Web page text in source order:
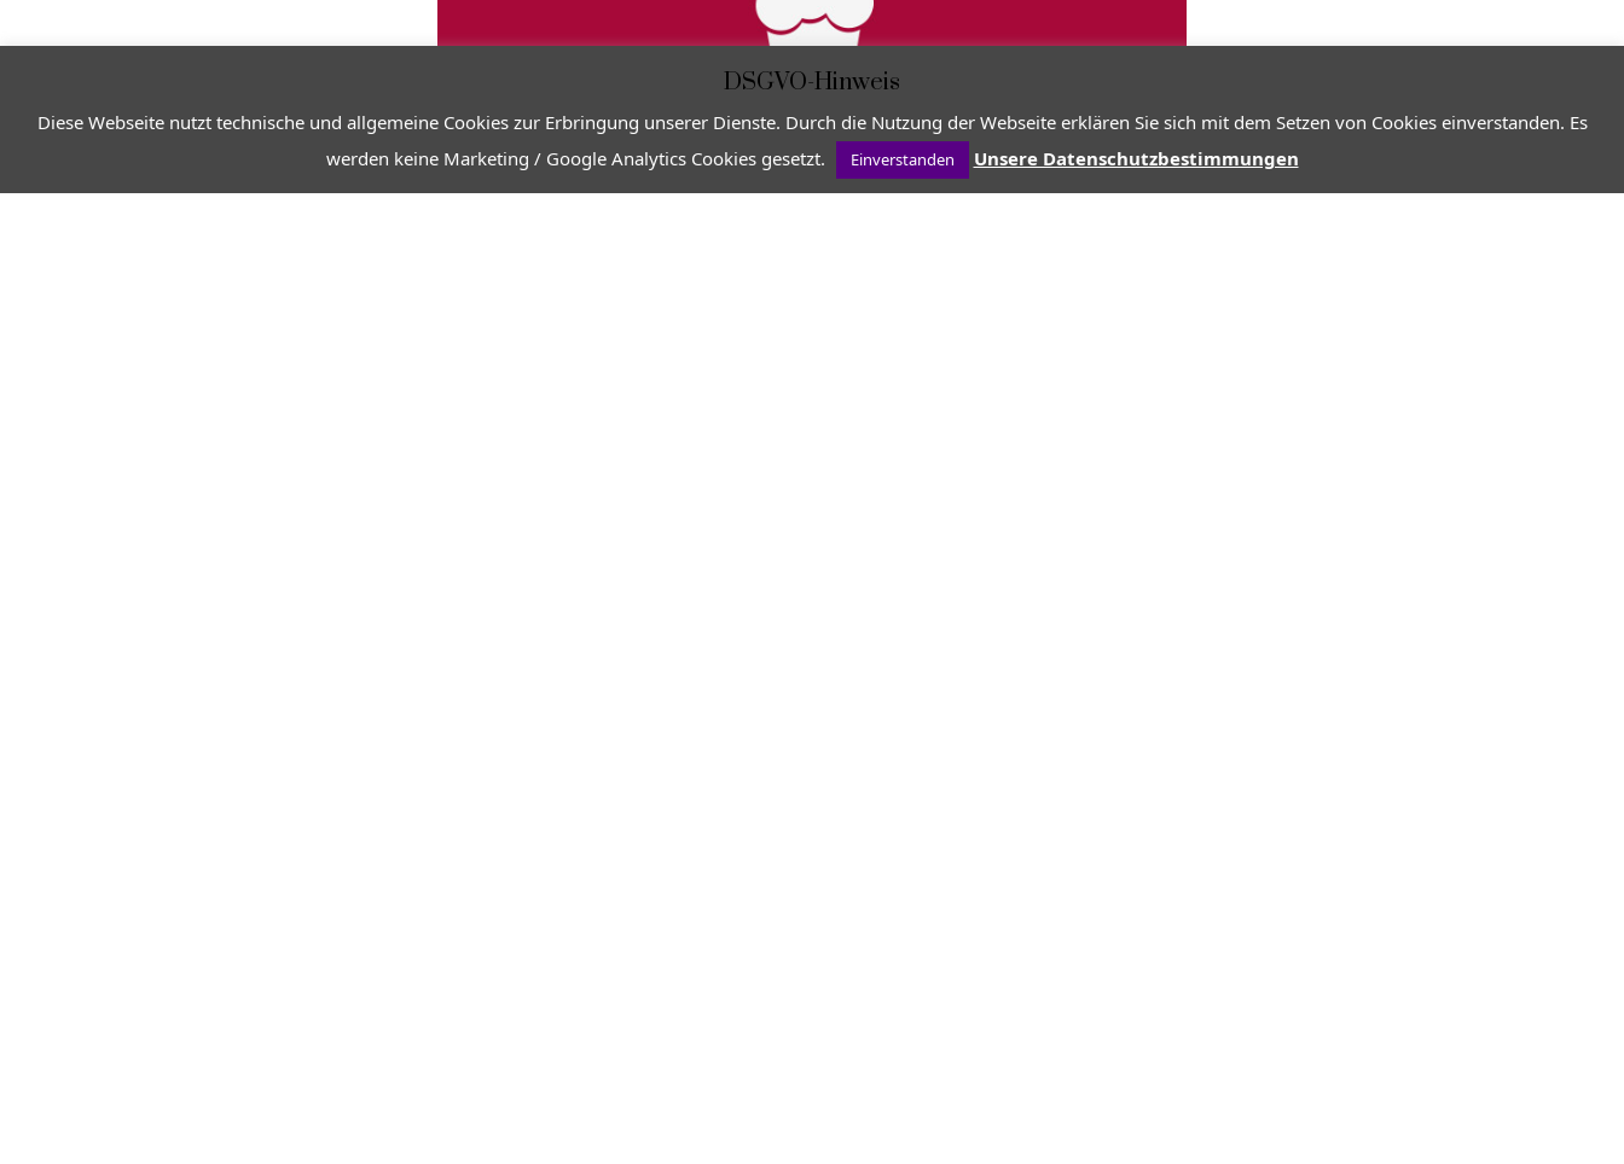
DSGVO-Hinweis
Diese Webseite nutzt technische und allgemeine Cookies zur Erbringung unserer Dienste. Durch die Nutzung der Webseite erklären Sie sich mit dem Setzen von Cookies einverstanden. Es
werden keine Marketing / Google Analytics Cookies gesetzt.
Einverstanden Unsere Datenschutzbestimmungen